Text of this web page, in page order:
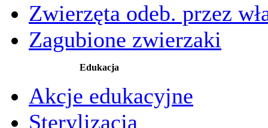
Zwierzęta odeb. przez
Zagubione zwierzaki
Edukacja
Akcje edukacyjne
Sterylizacja